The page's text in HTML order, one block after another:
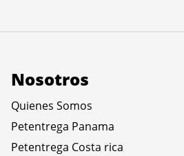
Nosotros
Quienes Somos
Petentrega Panama
Petentrega Costa rica